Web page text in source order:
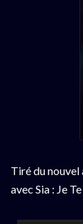
Tiré du
avec Sia : Je